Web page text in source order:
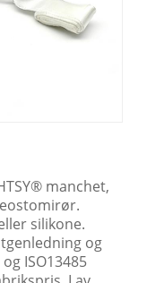
manchet,
silikone.
og
ISO13485